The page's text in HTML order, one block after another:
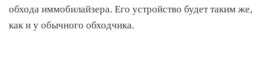
обхода иммобилайзера. Его устройство будет таким же,
как и у обычного обходчика.